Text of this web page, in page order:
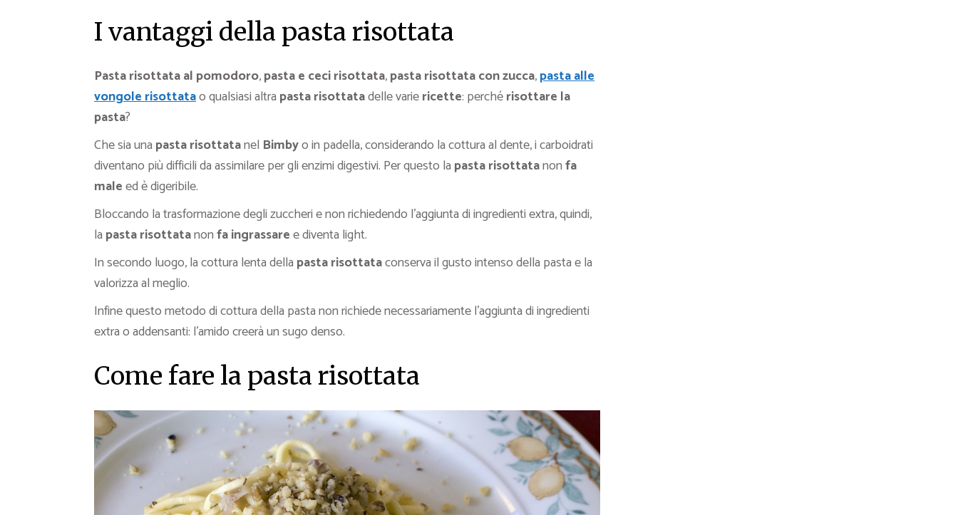
I vantaggi della pasta risottata
Pasta risottata al pomodoro,pasta e ceci risottata,pasta risottata con zucca,pasta alle
vongole risottatao qualsiasi altra pasta risottatadelle variericette: perchérisottare la
pasta?
Che sia una pasta risottatanel Bimbyo in padella, considerando la cottura al dente, i carboidrati
diventano più difficili da assimilare per gli enzimi digestivi. Per questo la pasta risottatanonfa
maleed è digeribile.
Bloccando la trasformazione degli zuccheri e non richiedendo l’aggiunta di ingredienti extra, quindi,
la pasta risottatanonfa ingrassaree diventa light.
In secondo luogo, la cottura lenta della pasta risottataconserva il gusto intenso della pasta e la
valorizza al meglio.
Infine questo metodo di cottura della pasta non richiede necessariamente l’aggiunta di ingredienti
extra o addensanti: l’amido creerà un sugo denso.
Come fare la pasta risottata